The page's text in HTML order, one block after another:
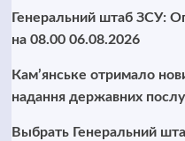
Генеральний штаб ЗСУ:
на 08.00 06.08.2026
Кам’янське отримало
надання державних
Выбрать Генеральний